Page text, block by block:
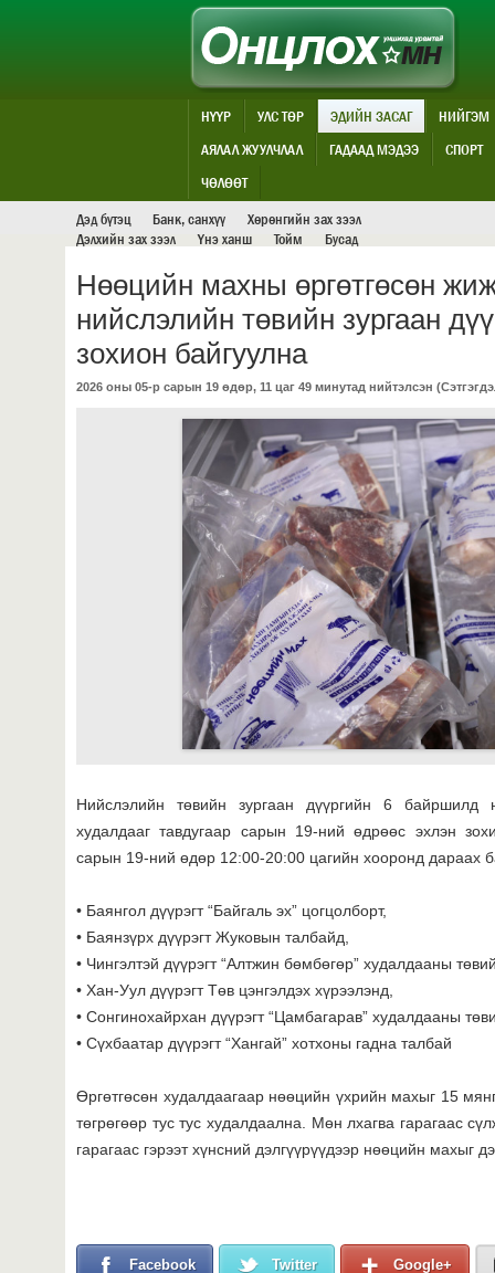
ЭДИЙН ЗАСАГ
НҮҮР УЛС ТӨР ЭДИЙН ЗАСАГ
НИЙГЭМ
АЯЛАЛ ЖУУЛЧЛАЛ
ГАДААД МЭДЭЭ
СПОРТ
ЧӨЛӨӨТ
Дэд бүтэц
Банк, санхүү
Хөрөнгийн зах зээл
Дэлхийн зах зээл
Үнэ ханш Тойм Бусад
Нөөцийн махны өргөтгөсөн
нийслэлийн төвийн зургаан
зохион байгуулна
2026 оны 05-р сарын 19 өдөр, 11 цаг 49 минутад нийтэлсэн (
Нийслэлийн төвийн зургаан дүүргийн 6 байршилд
худалдааг тавдугаар сарын 19-ний өдрөөс эхлэн
сарын 19-ний өдөр 12:00-20:00 цагийн хооронд дараах
• Баянгол дүүрэгт “Байгаль эх” цогцолборт,
• Баянзүрх дүүрэгт Жуковын талбайд,
• Чингэлтэй дүүрэгт “Алтжин бөмбөгөр” худалдааны
• Хан-Уул дүүрэгт Төв цэнгэлдэх хүрээлэнд,
• Сонгинохайрхан дүүрэгт “Цамбагарав” худалдааны
• Сүхбаатар дүүрэгт “Хангай” хотхоны гадна талбай
Өргөтгөсөн худалдаагаар нөөцийн үхрийн махыг 15
төгрөгөөр тус тус худалдаална. Мөн лхагва гарагаас
гарагаас гэрээт хүнсний дэлгүүрүүдээр нөөцийн махыг
Facebook Twitter Google+